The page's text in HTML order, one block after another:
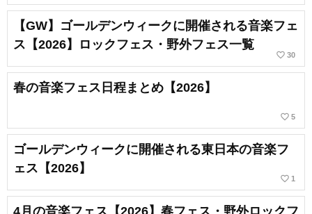
【GW】ゴールデンウィークに開催される音楽フェ
ス【2026】ロックフェス・野外フェス一覧
favorite_border 30
春の音楽フェス日程まとめ【2026】
favorite_border 5
ゴールデンウィークに開催される東日本の音楽フ
ェス【2026】
favorite_border 1